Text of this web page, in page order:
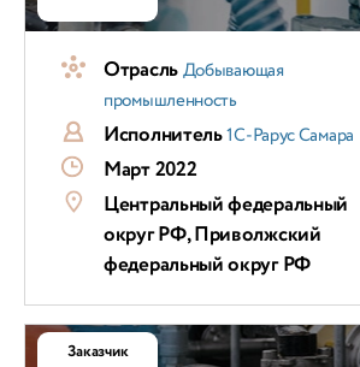
ОтрасльДобывающая
промышленность
Исполнитель1С-Рарус Самара
Март 2022
Центральный федеральный
округ РФ, Приволжский
федеральный округ РФ
Заказчик